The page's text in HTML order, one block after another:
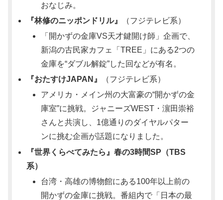
おなじみ。
『林修のニッポンドリル』
（フジテレビ系）
「開かずの金庫VS天才鍵開け師」企画で、
新潟の古民家カフェ「TREE」にある2つの
金庫を“ダブル解錠”した回などが有名。
『おたすけJAPAN』
（フジテレビ系）
アメリカ・メイン州の大富豪の“開かずの金
庫室”に挑戦。ジャニーズWEST・濵田崇裕
さんと共演し、1億通りのダイヤルパター
ンに挑む企画が話題になりました。
『世界くらべてみたら』春の3時間SP（TBS
系）
台湾・高雄の博物館にある100年以上前の
開かずの金庫に挑戦。番組内で「日本の最